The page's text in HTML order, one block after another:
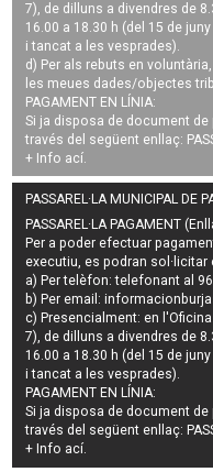
7), de dilluns a divendres de
16.00 a 18.30 h (del 15 de
i tancat a les vesprades).
d) Per als rebuts en
les meues dades/objectes
PAGAMENT EN LÍNIA:
Si ja disposa de document
través del següent enllaç:
+ Info ací.
PASSAREL·LA MUNICIPAL DE
PASSAREL·LA PAGAMENT
Per a poder efectuar
executiu, es podran
a) Per telèfon: telefonant al
b) Per email:
c) Presencialment: en
7), de dilluns a divendres de
16.00 a 18.30 h (del 15 de
i tancat a les vesprades).
PAGAMENT EN LÍNIA:
Si ja disposa de document
través del següent enllaç:
+ Info ací.